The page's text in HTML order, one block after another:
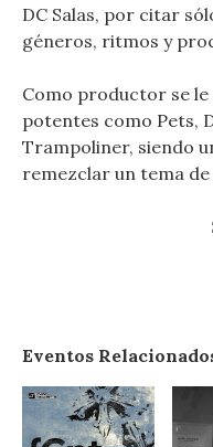
DC Salas, por citar
géneros, ritmos y
Como productor se
potentes como Pets,
Trampoliner, siendo
remezclar un tema
Eventos